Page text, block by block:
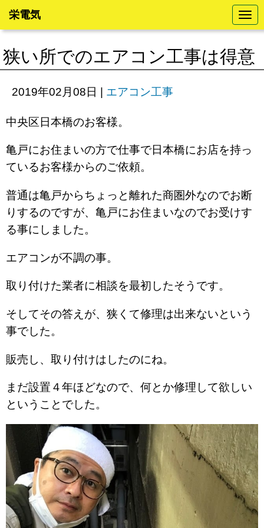
N
a
v
g
a
t
栄電気
狭い所でのエアコン工事は得意
2019年02月08日 | エアコン工事
中央区日本橋のお客様。
亀戸にお住まいの方で仕事で日本橋にお店を持っ
ているお客様からのご依頼。
普通は亀戸からちょっと離れた商圏外なのでお断
りするのですが、亀戸にお住まいなのでお受けす
る事にしました。
エアコンが不調の事。
取り付けた業者に相談を最初したそうです。
そしてその答えが、狭くて修理は出来ないという
事でした。
販売し、取り付けはしたのにね。
まだ設置４年ほどなので、何とか修理して欲しい
ということでした。